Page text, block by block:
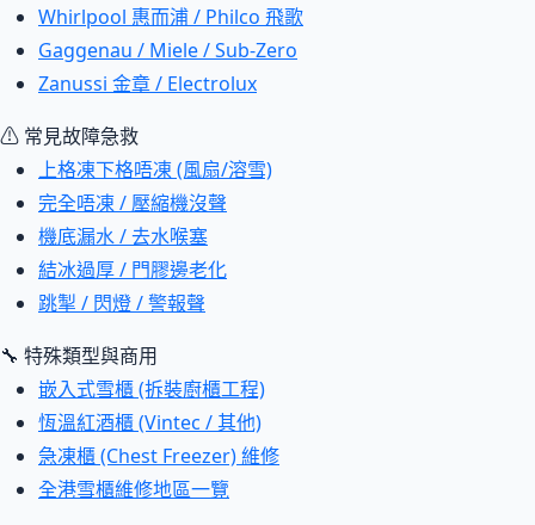
Whirlpool 惠而浦 / Philco 飛歌
Gaggenau / Miele / Sub-Zero
Zanussi 金章 / Electrolux
⚠ 常見故障急救
上格凍下格唔凍 (風扇/溶雪)
完全唔凍 / 壓縮機沒聲
機底漏水 / 去水喉塞
結冰過厚 / 門膠邊老化
跳掣 / 閃燈 / 警報聲
🔧 特殊類型與商用
嵌入式雪櫃 (拆裝廚櫃工程)
恆溫紅酒櫃 (Vintec / 其他)
急凍櫃 (Chest Freezer) 維修
全港雪櫃維修地區一覽